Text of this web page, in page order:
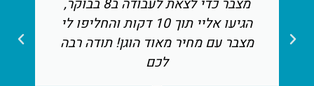
הגיעו אליי תוך 10 דקות והחליפו לי
מצבר עם מחיר מאוד הוגן! תודה רבה
לכם